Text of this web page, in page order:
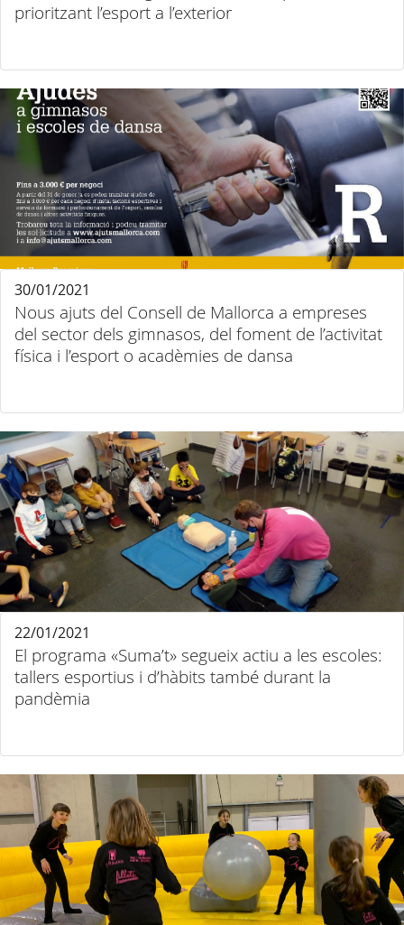
prioritzant l’esport a l’exterior
Nous ajuts del Consell de Mallorca a empreses
del sector dels gimnasos, del foment de l’activitat
física i l’esport o acadèmies de dansa
30/01/2021
El programa «Suma’t» segueix actiu a les escoles:
tallers esportius i d’hàbits també durant la
pandèmia
22/01/2021